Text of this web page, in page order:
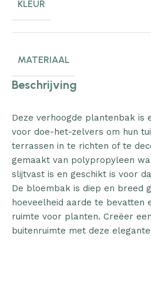
KLEUR
MATERIAAL
Beschrijving
Deze verhoogde plantenbak is
voor doe-het-zelvers om hun
terrassen in te richten of te
gemaakt van polypropyleen
slijtvast is en geschikt is voor
De bloembak is diep en breed
hoeveelheid aarde te bevatten
ruimte voor planten. Creëer
buitenruimte met deze